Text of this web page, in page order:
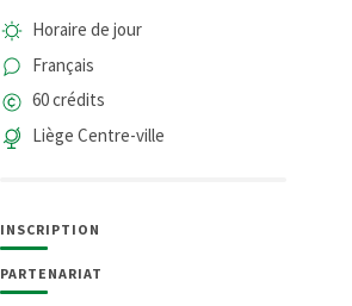
Horaire de jour
Français
60 crédits
Liège Centre-ville
INSCRIPTION
PARTENARIAT